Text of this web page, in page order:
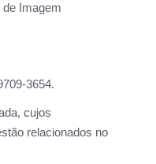
de Imagem
3654.
cujos
relacionados no